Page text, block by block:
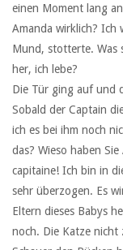
einen Moment lang
Amanda wirklich? Ich
Mund, stotterte. Was
her, ich lebe?
Die Tür ging auf und
Sobald der Captain
ich es bei ihm noch
das? Wieso haben
capitaine! Ich bin in
sehr überzogen. Es
Eltern dieses Babys
noch. Die Katze nicht